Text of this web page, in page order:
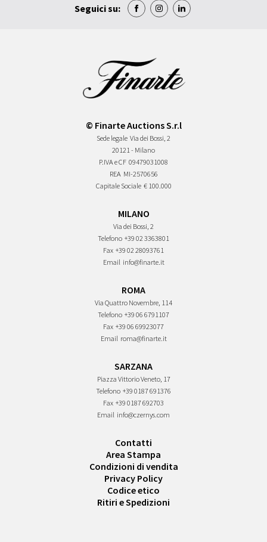
Seguici su:
© Finarte Auctions S.r.l
Sede legale Via dei Bossi, 2
20121 - Milano
P.IVA e CF 09479031008
REA MI-2570656
Capitale Sociale € 100.000
MILANO
Via dei Bossi, 2
Telefono +39 02 3363801
Fax +39 02 28093761
Email info@finarte.it
ROMA
Via Quattro Novembre, 114
Telefono +39 06 6791107
Fax +39 06 69923077
Email roma@finarte.it
SARZANA
Piazza Vittorio Veneto, 17
Telefono +39 0187 691376
Fax +39 0187 692703
Email info@czernys.com
Contatti
Area Stampa
Condizioni di vendita
Privacy Policy
Codice etico
Ritiri e Spedizioni